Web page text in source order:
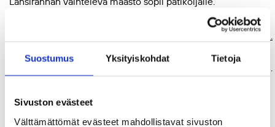
Suostumus Yksityiskohdat Tietoja
Sivuston evästeet
Välttämättömät evästeet mahdollistavat sivuston
tutustumassa erään kurssilaisen kotikaupunkiin Jeniniin.
Teksti: Markus Viljasalo
Kuvat: Päivi Korpela; Markus Viljasalo